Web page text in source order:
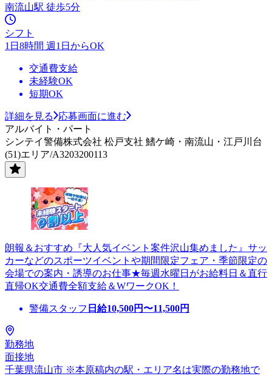
南流山駅 徒歩5分
シフト
1日8時間 週1日からOK
交通費支給
未経験OK
短期OK
詳細を見る
応募画面に進む
アルバイト・パート
シンテイ警備株式会社 松戸支社 鰭ケ崎・南流山・江戸川台
(51)エリア/A3203200113
朗報＆おすすめ『大人気イベント案件沢山集めました』サッ
カーなどのスポーツイベントや期間限定フェア・季節限定の
会場での案内・誘導のお仕事★毎週水曜日がお給料日＆直行
直帰OK交通費全額支給＆WワークOK！
警備スタッフ 日給10,500円〜11,500円
勤務地
面接地
千葉県流山市 ※本原稿内の駅・エリア名は実際の勤務地で